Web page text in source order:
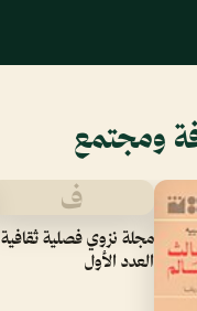
ومجتمع
ف
مجلة نزوي فصلية ثقافية
العدد الأول